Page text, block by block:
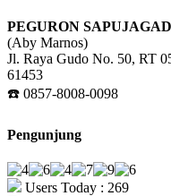
PEGURON
(Aby Marnos)
Jl. Raya Gudo No. 50, RT
61453
☎️ 0857-8008-0098
Pengunjung
Users Today : 269